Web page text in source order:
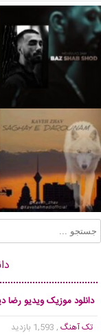
دانلود موزیک ویدیو
تک آهنگ , 1,593 بازدید